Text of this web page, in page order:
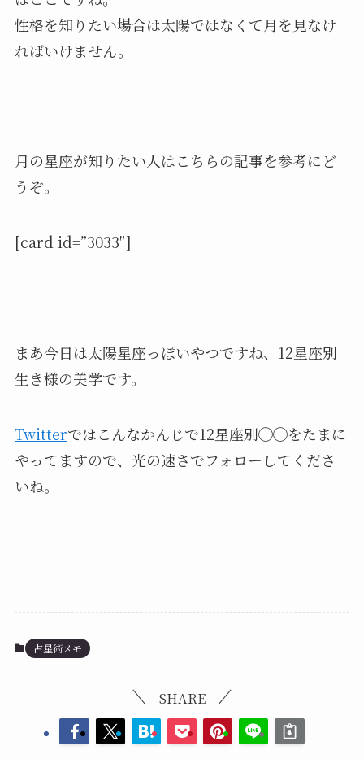
性格を知りたい場合は太陽ではなくて月を見なけ
ればいけません。
月の星座が知りたい人はこちらの記事を参考にど
うぞ。
[card id=”3033″]
まあ今日は太陽星座っぽいやつですね、12星座別
生き様の美学です。
Twitterではこんなかんじで12星座別◯◯をたまに
やってますので、光の速さでフォローしてくださ
いね。
占星術メモ
SHARE